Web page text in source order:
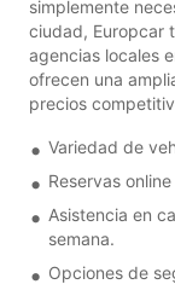
simplemente
ciudad, Europcar
agencias locales
ofrecen una
precios
Variedad de
Reservas
Asistencia en
semana.
Opciones de